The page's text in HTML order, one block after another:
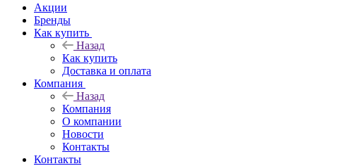
Акции
Бренды
Как купить
Назад
Как купить
Доставка и оплата
Компания
Назад
Компания
О компании
Новости
Контакты
Контакты